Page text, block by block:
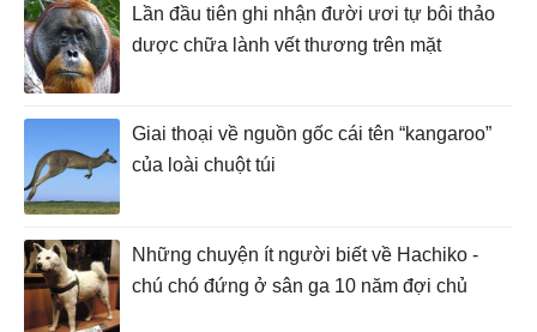
Lần đầu tiên ghi nhận đười ươi tự bôi thảo
dược chữa lành vết thương trên mặt
Giai thoại về nguồn gốc cái tên “kangaroo”
của loài chuột túi
Những chuyện ít người biết về Hachiko -
chú chó đứng ở sân ga 10 năm đợi chủ